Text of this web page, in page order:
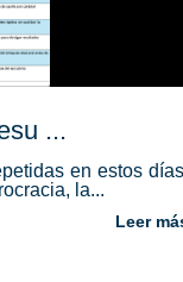
...
en estos
la...
Leer